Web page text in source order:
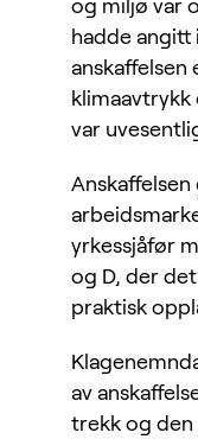
og miljø var
hadde angitt
anskaffelsen
klimaavtrykk
var
yrkessjåfør
og D, der
praktisk
av
trekk og den